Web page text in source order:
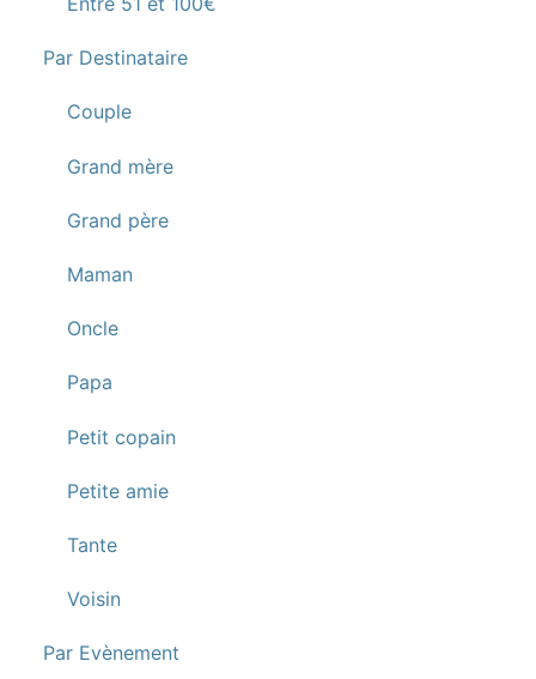
Par Destinataire
Couple
Grand mère
Grand père
Maman
Oncle
Papa
Petit copain
Petite amie
Tante
Voisin
Par Evènement